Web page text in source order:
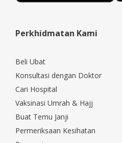
Perkhidmatan Kami
Beli Ubat
Konsultasi dengan Doktor
Cari Hospital
Vaksinasi Umrah & Hajj
Buat Temu Janji
Permeriksaan Kesihatan